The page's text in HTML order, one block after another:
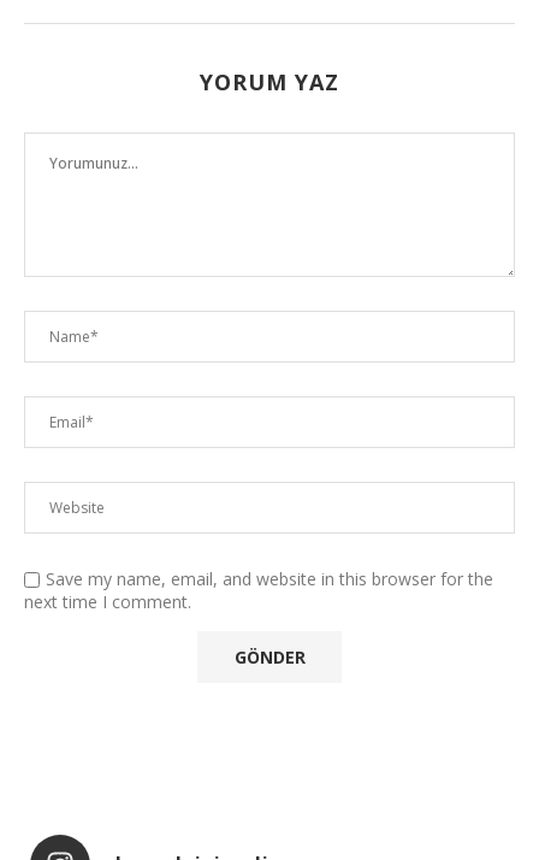
YORUM YAZ
Save my name, email, and website in this browser for the
next time I comment.